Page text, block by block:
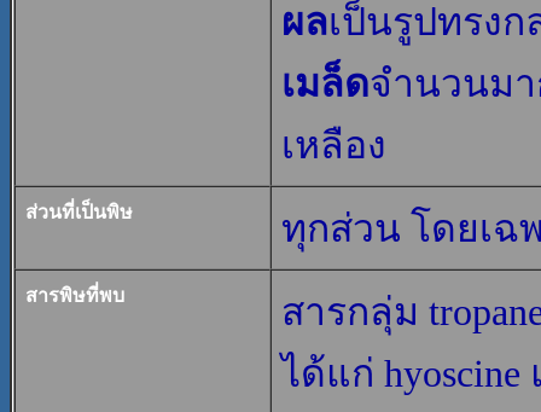
ผลเป็นรูปทรง
เมล็ดจำนวนม
เหลือง
ส่วนที่เป็นพิษ ทุกส่วน โดยเฉ
สารพิษที่พบ
สารกลุ่ม
ได้แก่ hyoscine